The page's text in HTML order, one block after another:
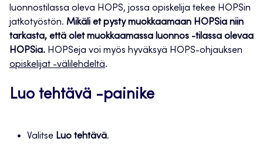
luonnostilassa oleva HOPS, jossa opiskelija tekee HOPSin
jatkotyöstön. Mikäli et pysty muokkaamaan HOPSia niin
tarkasta, että olet muokkaamassa luonnos -tilassa olevaa
HOPSia. HOPSeja voi myös hyväksyä HOPS-ohjauksen
opiskelijat -välilehdeltä.
Luo tehtävä -painike
Valitse Luo tehtävä.